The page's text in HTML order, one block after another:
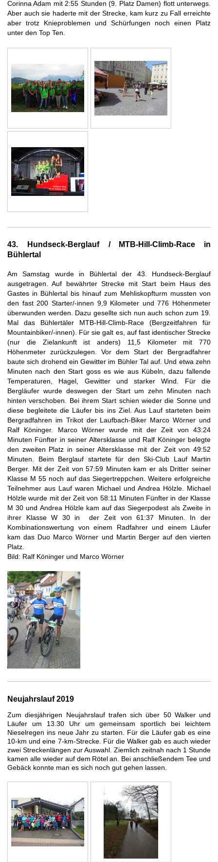
Corinna Adam mit 2:55 Stunden (9. Platz Damen) flott unterwegs.
Aber auch sie haderte mit der Strecke, kam kurz zu Fall erreichte
aber trotz Knieproblemen und Schürfungen noch einen Platz
unter den Top Ten.
43. Hundseck-Berglauf / MTB-Hill-Climb-Race
in
Bühlertal
Am Samstag wurde in Bühlertal der 43. Hundseck-Berglauf
ausgetragen. Auf bewährter Strecke mit Start beim Haus des
Gastes in Bühlertal bis hinauf zum Mehliskopfturm mussten von
den fast 200 Starter/-innen 9,9 Kilometer und 776 Höhenmeter
überwunden werden. Dazu gesellte sich nun auch schon zum 19.
Mal das Bühlertäler MTB-Hill-Climb-Race (Bergzeitfahren für
Mountainbiker/-innen). Für sie galt es, auf fast identischer Strecke
(nur die Zielankunft ist anders) 11,5 Kilometer mit 770
Höhenmeter zurückzulegen. Vor dem Start der Bergradfahrer
baute sich drohend ein Gewitter im Bühler Tal auf. Und etwa zehn
Minuten nach den Start goss es wie aus Kübeln, dazu fallende
Temperaturen, Hagel, Gewitter und starker Wind. Für die
Bergläufer wurde deswegen der Start um zehn Minuten nach
hinten verschoben. Bei ihrem Start schien wieder die Sonne und
diese begleitete die Läufer bis ins Ziel. Aus Lauf starteten beim
Bergradfahren im Trikot der Laufbach-Biker Marco Wörner und
Ralf Köninger. Marco Wörner wurde mit der Zeit von 43:24
Minuten Fünfter in seiner Altersklasse und Ralf Köninger belegte
den zweiten Platz in seiner Altersklasse mit der Zeit von 49:52
Minuten. Beim Berglauf startete für den Ski-Club Lauf Martin
Berger. Mit der Zeit von 57:59 Minuten kam er als Dritter seiner
Klasse M 55 noch auf das Siegertreppchen. Weitere erfolgreiche
Teilnehmer aus Lauf waren Michael und Andrea Hölzle. Michael
Hölzle wurde mit der Zeit von 58:11 Minuten Fünfter in der Klasse
M 30 und Andrea Hölzle kam auf das Siegerpodest als Zweite in
ihrer Klasse W 30 in der Zeit von 61:37 Minuten. In der
Kombinationswertung von einem Radfahrer und einem Läufer
kam das Duo Marco Wörner und Martin Berger auf den vierten
Platz.
Bild: Ralf Köninger und Marco Wörner
Neujahrslauf 2019
Zum diesjährigen Neujahrslauf trafen sich über 50 Walker und
Läufer um 13.30 Uhr um gemeinsam sportlich bei leichtem
Nieselregen ins neue Jahr zu starten. Für die Läufer gab es eine
10-km und eine 7-km-Strecke. Für die Walker gab es auch wieder
zwei Streckenlängen zur Auswahl. Ziemlich zeitnah nach 1 Stunde
kamen alle wieder auf dem Rötelan. Bei anschließendem Tee und
Gebäck konnte man es sich noch gut gehen lassen.